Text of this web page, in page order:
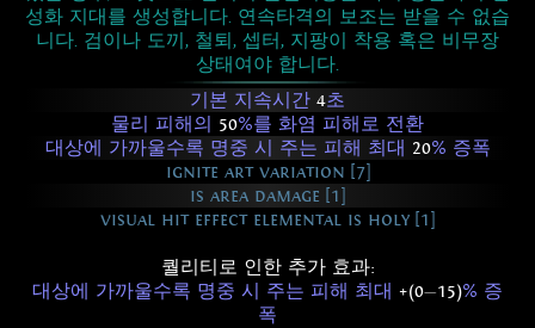
성화 지대를 생성합니다. 연속타격의 보조는 받을 수 없습
니다. 검이나 도끼, 철퇴, 셉터, 지팡이 착용 혹은 비무장
상태여야 합니다.
기본 지속시간 4초
물리 피해의 50%를 화염 피해로 전환
대상에 가까울수록 명중 시 주는 피해 최대 20% 증폭
ignite art variation [7]
is area damage [1]
visual hit effect elemental is holy [1]
퀄리티로 인한 추가 효과:
대상에 가까울수록 명중 시 주는 피해 최대 +(0—15)% 증
폭